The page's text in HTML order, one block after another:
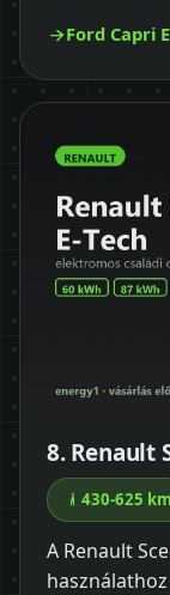
Ford Capri
8. Renault
430-625 km
A Renault